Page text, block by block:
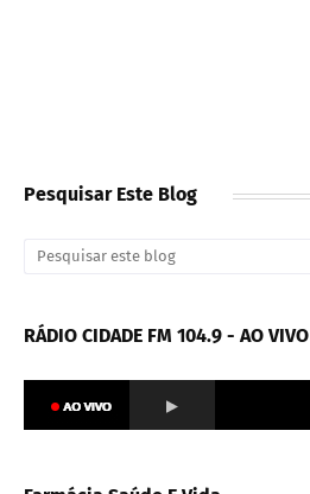
Pesquisar Este Blog
RÁDIO CIDADE FM 104.9 - AO VIVO